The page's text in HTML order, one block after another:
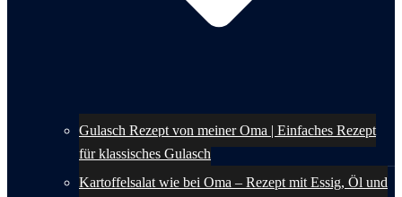
Gulasch Rezept von meiner Oma | Einfaches Rezept
für klassisches Gulasch
Kartoffelsalat wie bei Oma – Rezept mit Essig, Öl und